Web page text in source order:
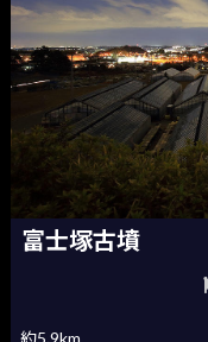
富士塚古墳
約5.9km